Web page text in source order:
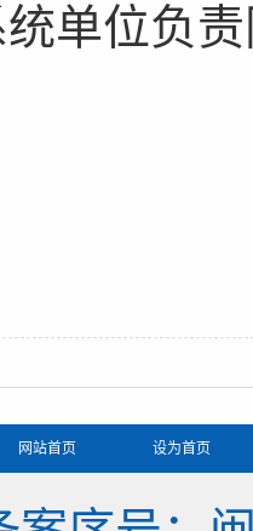
单位负
网站首页 设为首页